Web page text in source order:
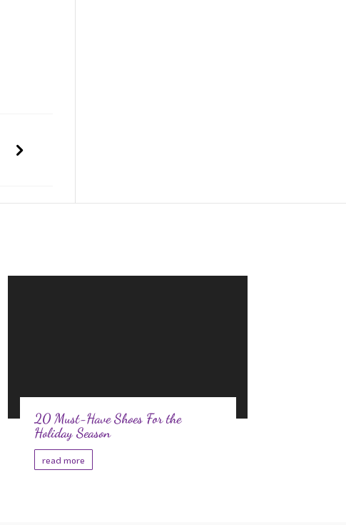
20 Must-Have Shoes For the
Holiday Season
read more